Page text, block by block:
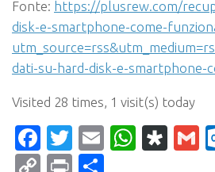
Fonte: https://plusrew.com/
disk-e-smartphone-come-
dati-su-hard-disk-e-smartphone-
Visited 28 times, 1 visit(s) today
Facebook
Twitter
Email
CopyPrint